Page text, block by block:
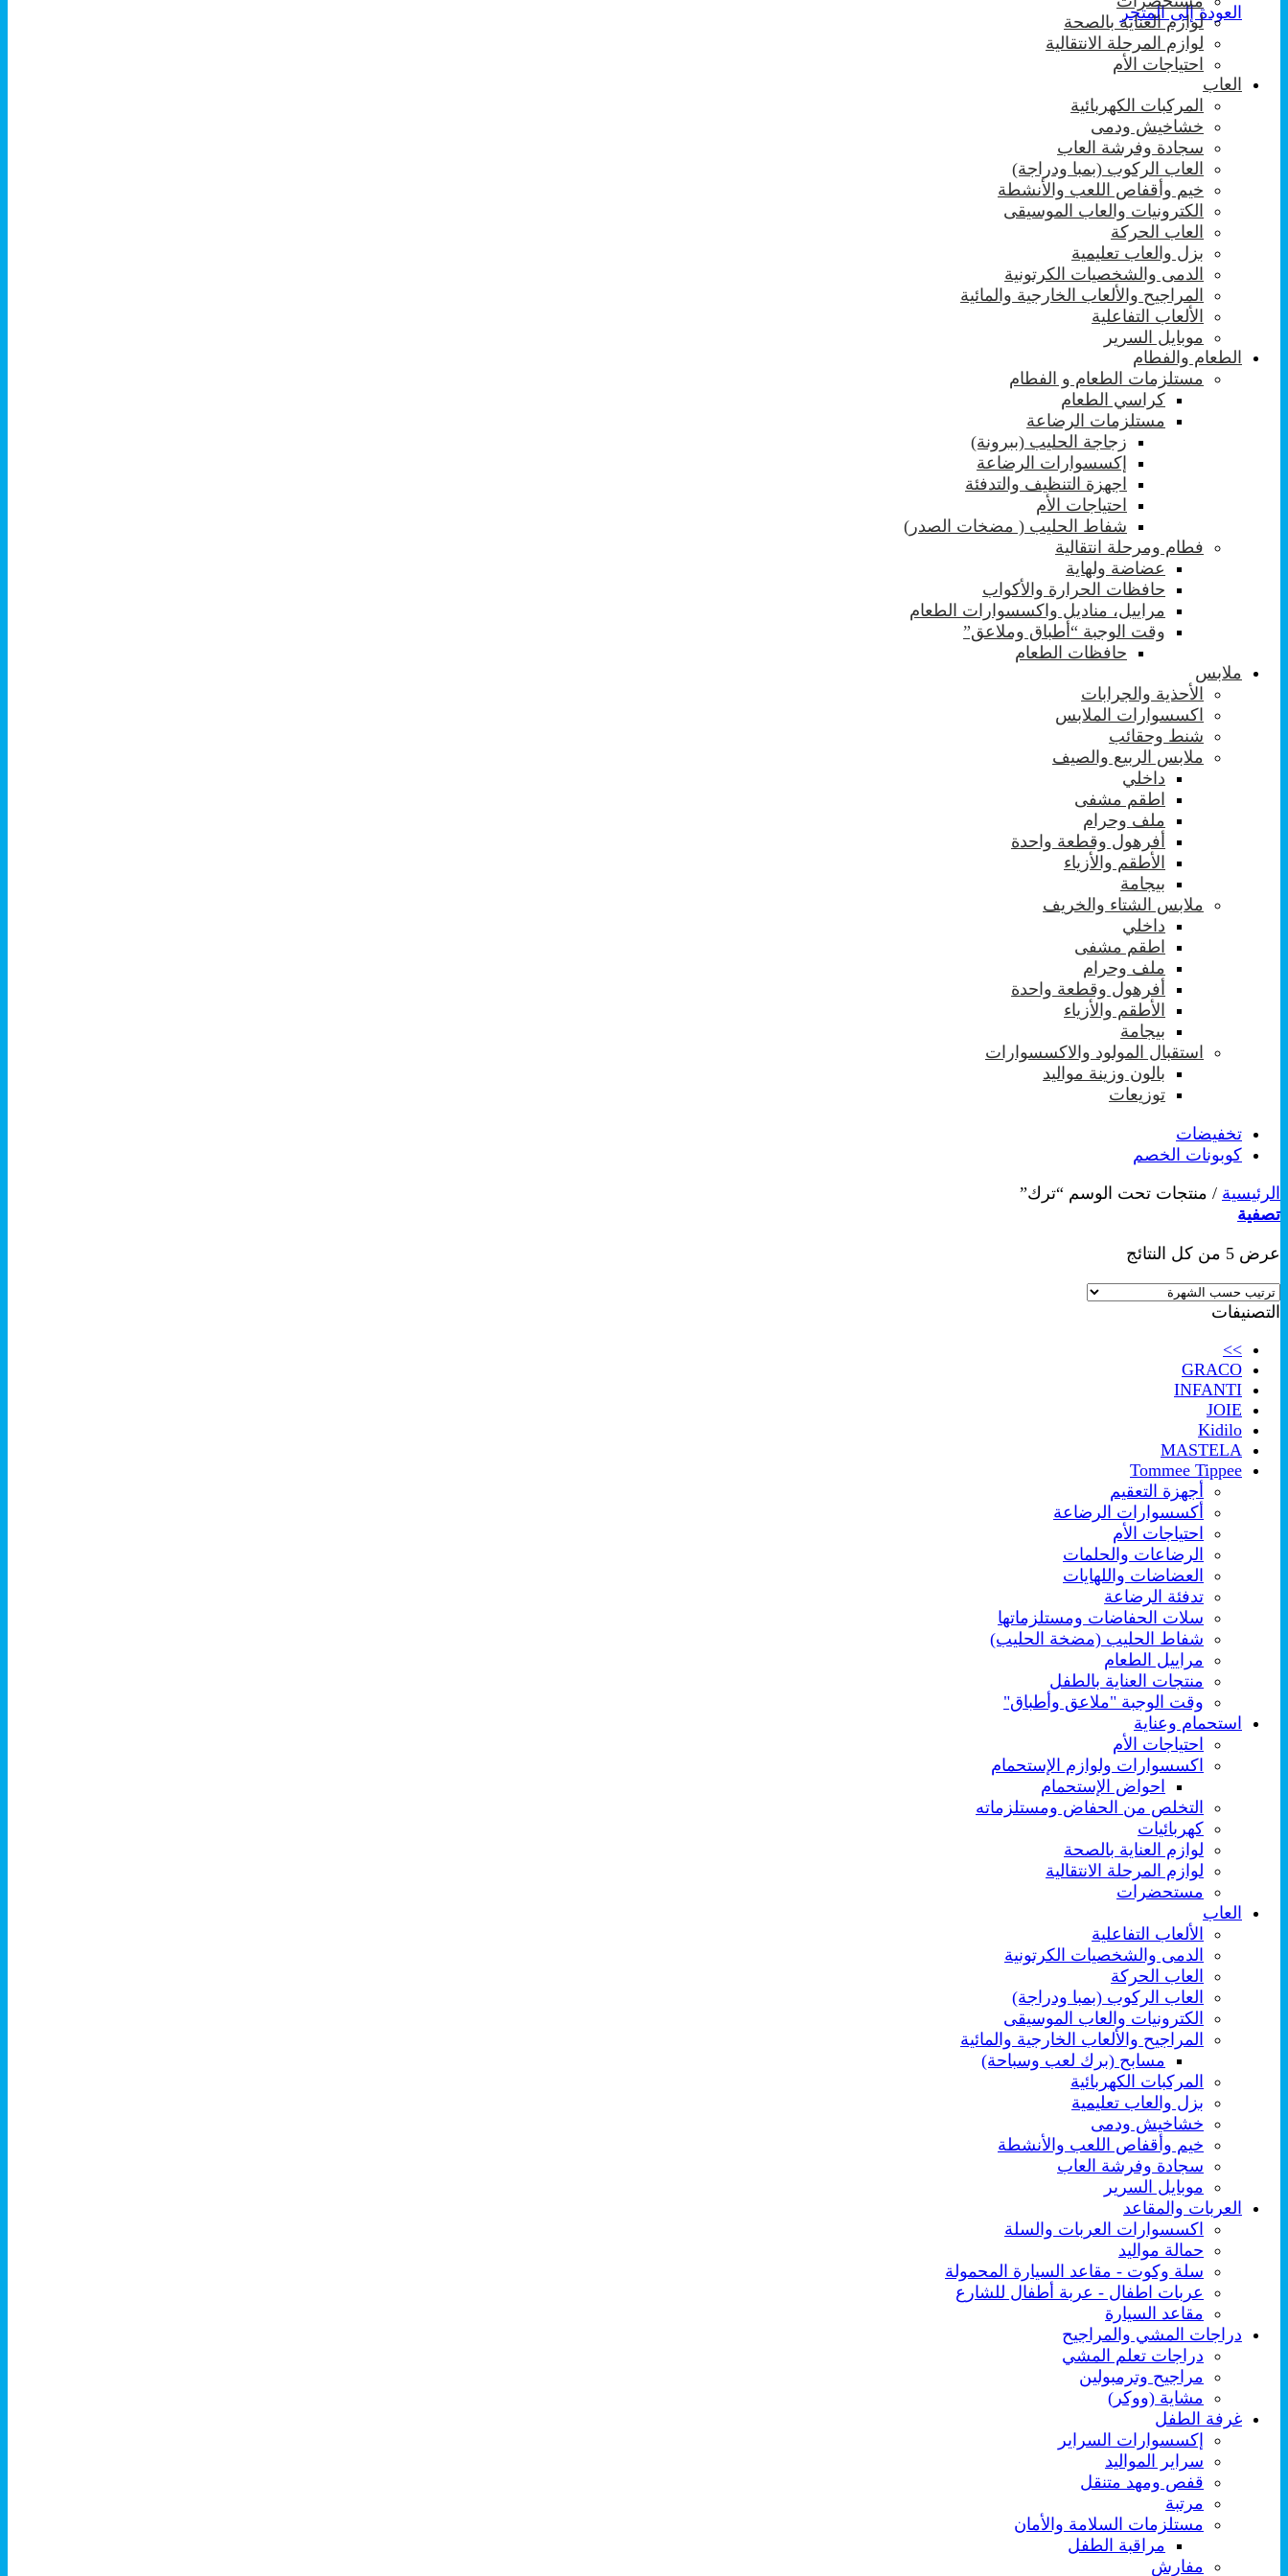
العودة إلى المتجر
لوازم العناية بالصحة
لوازم المرحلة الانتقالية
احتياجات الأم
العاب
المركبات الكهربائية
خشاخيش ودمى
سجادة وفرشة العاب
العاب الركوب (بمبا ودراجة)
خيم وأقفاص اللعب والأنشطة
الكترونيات والعاب الموسيقى
العاب الحركة
بزل والعاب تعليمية
الدمى والشخصيات الكرتونية
المراجيح والألعاب الخارجية والمائية
الألعاب التفاعلية
موبايل السرير
الطعام والفطام
مستلزمات الطعام و الفطام
كراسي الطعام
مستلزمات الرضاعة
زجاجة الحليب (ببرونة)
إكسسوارات الرضاعة
اجهزة التنظيف والتدفئة
احتياجات الأم
شفاط الحليب ( مضخات الصدر)
فطام ومرحلة انتقالية
عضاضة ولهاية
حافظات الحرارة والأكواب
مراييل، مناديل واكسسوارات الطعام
وقت الوجبة “أطباق وملاعق”
حافظات الطعام
ملابس
الأحذية والجرابات
اكسسوارات الملابس
شنط وحقائب
ملابس الربيع والصيف
داخلي
اطقم مشفى
ملف وحرام
أفرهول وقطعة واحدة
الأطقم والأزياء
بيجامة
ملابس الشتاء والخريف
داخلي
اطقم مشفى
ملف وحرام
أفرهول وقطعة واحدة
الأطقم والأزياء
بيجامة
استقبال المولود والاكسسوارات
بالون وزينة مواليد
توزيعات
تخفيضات
كوبونات الخصم
الرئيسية / منتجات تحت الوسم “ترك”
تصفية
عرض ⁦5⁩ من كل النتائج
حسب
التصنيفات
>>
GRACO
INFANTI
JOIE
Kidilo
MASTELA
Tommee Tippee
أجهزة التعقيم
أكسسوارات الرضاعة
احتياجات الأم
الرضاعات والحلمات
العضاضات واللهايات
تدفئة الرضاعة
سلات الحفاضات ومستلزماتها
شفاط الحليب (مضخة الحليب)
مراييل الطعام
منتجات العناية بالطفل
وقت الوجبة "ملاعق وأطباق"
استحمام وعناية
احتياجات الأم
اكسسوارات ولوازم الإستحمام
احواض الإستحمام
التخلص من الحفاض ومستلزماته
كهربائيات
لوازم العناية بالصحة
لوازم المرحلة الانتقالية
مستحضرات
العاب
الألعاب التفاعلية
الدمى والشخصيات الكرتونية
العاب الحركة
العاب الركوب (بمبا ودراجة)
الكترونيات والعاب الموسيقى
المراجيح والألعاب الخارجية والمائية
مسابح (برك لعب وسباحة)
المركبات الكهربائية
بزل والعاب تعليمية
خشاخيش ودمى
خيم وأقفاص اللعب والأنشطة
سجادة وفرشة العاب
موبايل السرير
العربات والمقاعد
اكسسوارات العربات والسلة
حمالة مواليد
سلة وكوت - مقاعد السيارة المحمولة
عربات اطفال - عربة أطفال للشارع
مقاعد السيارة
دراجات المشي والمراجيح
دراجات تعلم المشي
مراجيح وترمبولين
مشاية (ووكر)
غرفة الطفل
إكسسوارات السراير
سراير المواليد
قفص ومهد متنقل
مرتبة
مستلزمات السلامة والأمان
مراقبة الطفل
مفارش